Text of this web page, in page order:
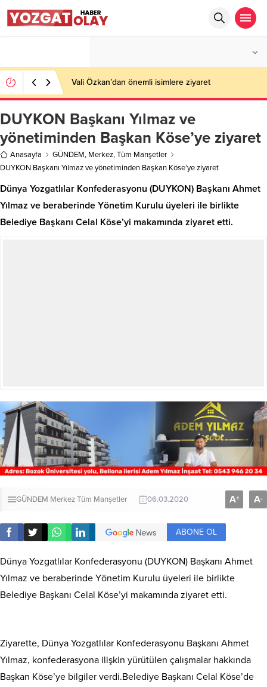
Vali Özkan’dan önemli isimlere ziyaret
DUYKON Başkanı Yılmaz ve
yönetiminden Başkan Köse’ye ziyaret
Anasayfa GÜNDEM, Merkez,Tüm Manşetler
DUYKON Başkanı Yılmaz ve yönetiminden Başkan Köse’ye ziyaret
Dünya Yozgatlılar Konfederasyonu (DUYKON) Başkanı Ahmet
Yılmaz ve beraberinde Yönetim Kurulu üyeleri ile birlikte
Belediye Başkanı Celal Köse’yi makamında ziyaret etti.
GÜNDEM MerkezTüm Manşetler 06.03.2020 A+ A-
ABONE OL
Dünya Yozgatlılar Konfederasyonu (DUYKON) Başkanı Ahmet
Yılmaz ve beraberinde Yönetim Kurulu üyeleri ile birlikte
Belediye Başkanı Celal Köse’yi makamında ziyaret etti.
Ziyarette, Dünya Yozgatlılar Konfederasyonu Başkanı Ahmet
Yılmaz, konfederasyona ilişkin yürütülen çalışmalar hakkında
Başkan Köse’ye bilgiler verdi.Belediye Başkanı Celal Köse’de